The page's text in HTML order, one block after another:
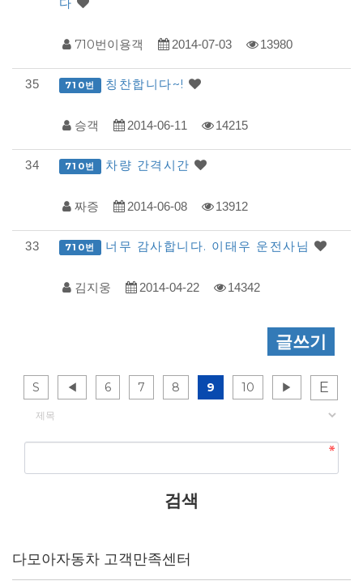
710번이용객 2014-07-03 13980
35 710번 칭찬합니다~!
승객 2014-06-11 14215
34 710번 차량 간격시간
짜증 2014-06-08 13912
33 710번 너무 감사합니다. 이태우 운전사님
김지웅 2014-04-22 14342
글쓰기
S ◀ 6 7 8 9 10 ▶ E
다모아자동차 고객만족센터